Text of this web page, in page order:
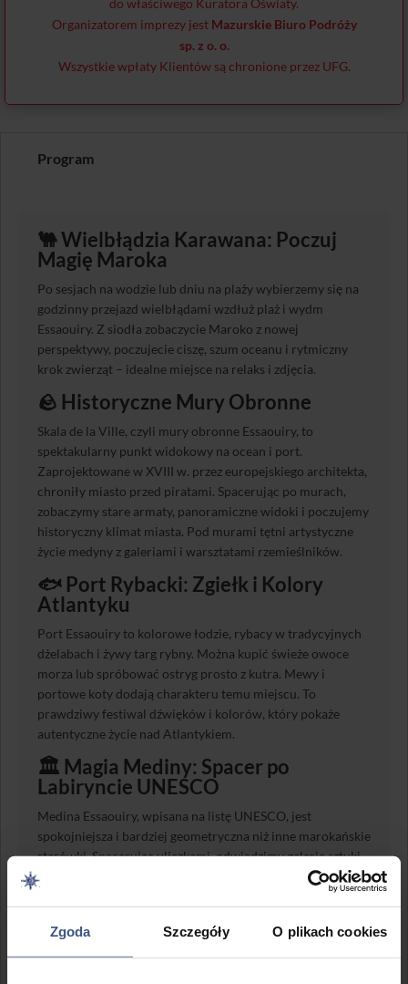
Zgoda Szczegóły O plikach cookies
Organizatorem imprezy jest Mazurskie Biuro Podróży
sp. z o. o.
Wszystkie wpłaty Klientów są chronione przez UFG.
Program
🐫 Wielbłądzia Karawana: Poczuj
Magię Maroka
Po sesjach na wodzie lub dniu na plaży wybierzemy się na
godzinny przejazd wielbłądami wzdłuż plaż i wydm
Essaouiry. Z siodła zobaczycie Maroko z nowej
perspektywy, poczujecie ciszę, szum oceanu i rytmiczny
krok zwierząt – idealne miejsce na relaks i zdjęcia.
🪨 Historyczne Mury Obronne
Skala de la Ville, czyli mury obronne Essaouiry, to
spektakularny punkt widokowy na ocean i port.
Zaprojektowane w XVIII w. przez europejskiego architekta,
chroniły miasto przed piratami. Spacerując po murach,
zobaczymy stare armaty, panoramiczne widoki i poczujemy
historyczny klimat miasta. Pod murami tętni artystyczne
życie medyny z galeriami i warsztatami rzemieślników.
🐟 Port Rybacki: Zgiełk i Kolory
Atlantyku
Port Essaouiry to kolorowe łodzie, rybacy w tradycyjnych
dżelabach i żywy targ rybny. Można kupić świeże owoce
morza lub spróbować ostryg prosto z kutra. Mewy i
portowe koty dodają charakteru temu miejscu. To
prawdziwy festiwal dźwięków i kolorów, który pokaże
autentyczne życie nad Atlantykiem.
🏛️ Magia Mediny: Spacer po
Labiryncie UNESCO
Medina Essaouiry, wpisana na listę UNESCO, jest
spokojniejsza i bardziej geometryczna niż inne marokańskie
starówki. Spacerując uliczkami, odwiedzimy galerie sztuki,
warsztaty rzemieślników i targi z wyrobami z drewna tui,
przyprawami, dywanami i biżuterią. To także raj kulinarny: